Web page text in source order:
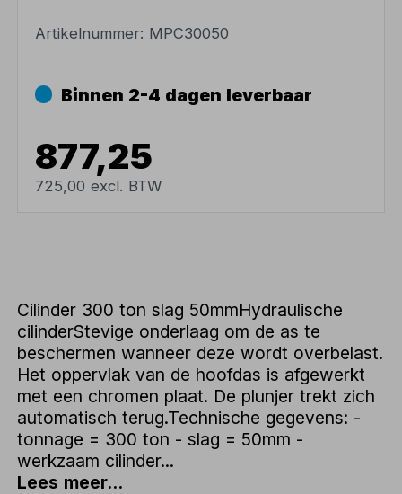
Artikelnummer: MPC30050
Binnen 2-4 dagen leverbaar
877,25
725,00 excl. BTW
Cilinder 300 ton slag 50mmHydraulische
cilinderStevige onderlaag om de as te
beschermen wanneer deze wordt overbelast.
Het oppervlak van de hoofdas is afgewerkt
met een chromen plaat. De plunjer trekt zich
automatisch terug.Technische gegevens: -
tonnage = 300 ton - slag = 50mm -
werkzaam cilinder...
Lees meer...